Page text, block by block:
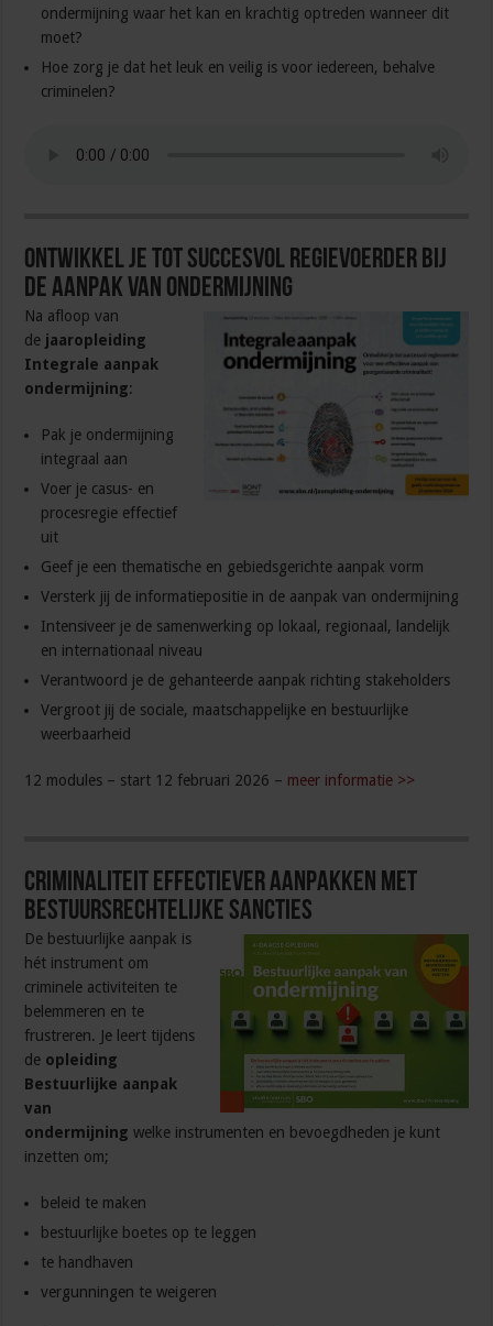
ondermijning waar het kan en krachtig optreden wanneer dit
moet?
Hoe zorg je dat het leuk en veilig is voor iedereen, behalve
criminelen?
Ontwikkel je tot succesvol regievoerder bij
de aanpak van ondermijning
Na afloop van
de jaaropleiding
Integrale aanpak
ondermijning:
Pak je ondermijning
integraal aan
Voer je casus- en
procesregie effectief
uit
Geef je een thematische en gebiedsgerichte aanpak vorm
Versterk jij de informatiepositie in de aanpak van ondermijning
Intensiveer je de samenwerking op lokaal, regionaal, landelijk
en internationaal niveau
Verantwoord je de gehanteerde aanpak richting stakeholders
Vergroot jij de sociale, maatschappelijke en bestuurlijke
weerbaarheid
12 modules – start 12 februari 2026 – meer informatie >>
Criminaliteit effectiever aanpakken met
bestuursrechtelijke sancties
De bestuurlijke aanpak is
hét instrument om
criminele activiteiten te
belemmeren en te
frustreren. Je leert tijdens
de opleiding
Bestuurlijke aanpak
van
ondermijning welke instrumenten en bevoegdheden je kunt
inzetten om;
beleid te maken
bestuurlijke boetes op te leggen
te handhaven
vergunningen te weigeren